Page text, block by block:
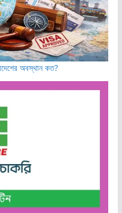
অবস্থান কত?